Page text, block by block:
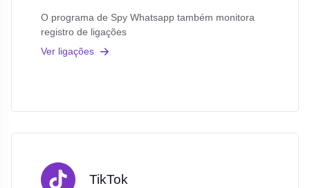
O programa de Spy Whatsapp também monitora
registro de ligações
Ver ligações
TikTok